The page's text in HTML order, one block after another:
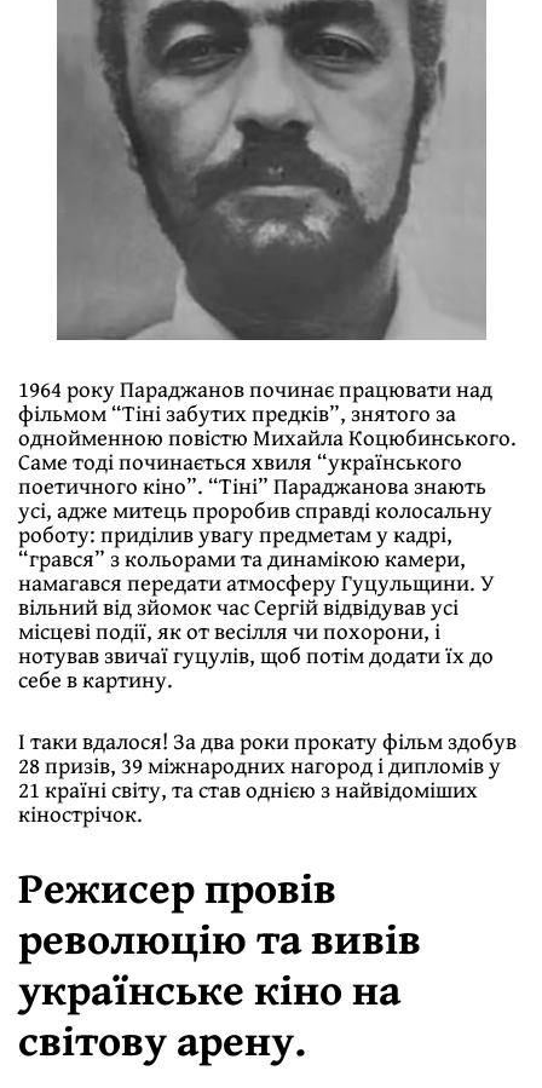
1964 року Параджанов починає працювати над
фільмом “Тіні забутих предків”, знятого за
однойменною повістю Михайла Коцюбинського.
Саме тоді починається хвиля “українського
поетичного кіно”. “Тіні” Параджанова знають
усі, адже митець проробив справді колосальну
роботу: приділив увагу предметам у кадрі,
“грався” з кольорами та динамікою камери,
намагався передати атмосферу Гуцульщини. У
вільний від зйомок час Сергій відвідував усі
місцеві події, як от весілля чи похорони, і
нотував звичаї гуцулів, щоб потім додати їх до
себе в картину.
І таки вдалося! За два роки прокату фільм здобув
28 призів, 39 міжнародних нагород і дипломів у
21 країні світу, та став однією з найвідоміших
кінострічок.
Режисер провів
революцію та вивів
українське кіно на
світову арену.